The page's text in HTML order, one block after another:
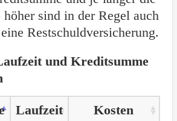
sind in der Regel auch
Restschuldversicherung.
und Kreditsumme
Laufzeit Kosten